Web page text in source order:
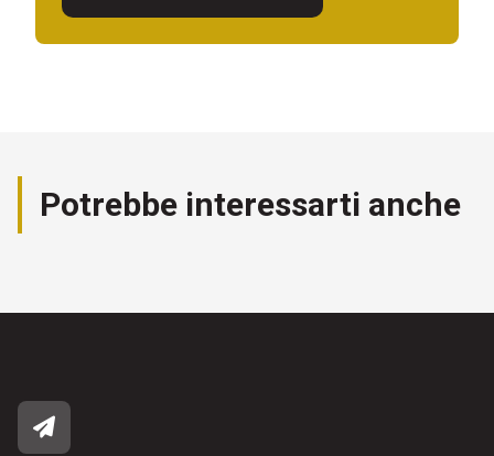
Potrebbe interessarti anche